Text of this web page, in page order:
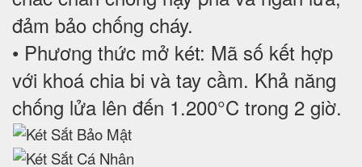
đảm bảo chống cháy.
• Phương thức mở két: Mã số kết hợp
với khoá chia bi và tay cầm. Khả năng
chống lửa lên đến 1.200°C trong 2 giờ.